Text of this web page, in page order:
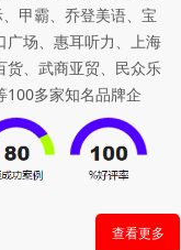
查看更多
甲霸、乔登美语、宝
广场、惠耳听力、上海
货、武商亚贸、民众乐
100多家知名品牌企